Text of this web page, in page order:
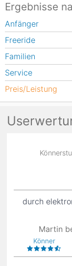
Ergebnisse
Anfänger
Freeride
Familien
Service
Preis/Leistung
durch
Martin
Könner